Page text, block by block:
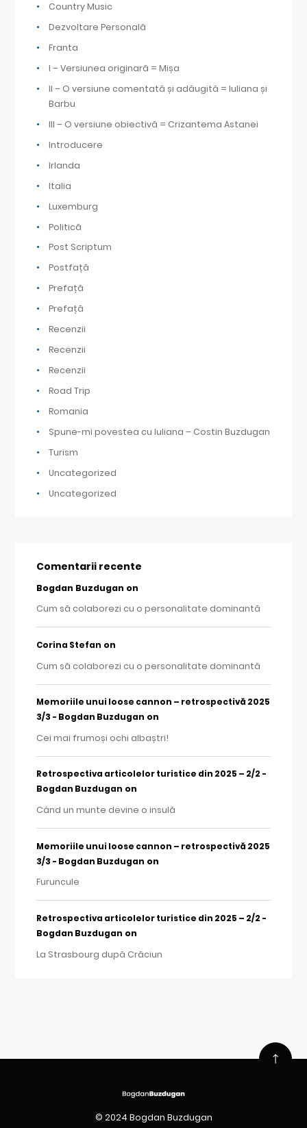
Country Music
Dezvoltare Personală
Franta
I – Versiunea originară = Mișa
II – O versiune comentată și adăugită = Iuliana și
Barbu
III – O versiune obiectivă = Crizantema Astanei
Introducere
Irlanda
Italia
Luxemburg
Politică
Post Scriptum
Postfață
Prefață
Prefață
Recenzii
Recenzii
Recenzii
Road Trip
Romania
Spune-mi povestea cu Iuliana – Costin Buzdugan
Turism
Uncategorized
Uncategorized
Comentarii recente
Bogdan Buzdugan on
Cum să colaborezi cu o personalitate dominantă
Corina Stefan on
Cum să colaborezi cu o personalitate dominantă
Memoriile unui loose cannon – retrospectivă 2025
3/3 - Bogdan Buzdugan on
Cei mai frumoși ochi albaștri!
Retrospectiva articolelor turistice din 2025 – 2/2 -
Bogdan Buzdugan on
Când un munte devine o insulă
Memoriile unui loose cannon – retrospectivă 2025
3/3 - Bogdan Buzdugan on
Furuncule
Retrospectiva articolelor turistice din 2025 – 2/2 -
Bogdan Buzdugan on
La Strasbourg după Crăciun
© 2024 Bogdan Buzdugan